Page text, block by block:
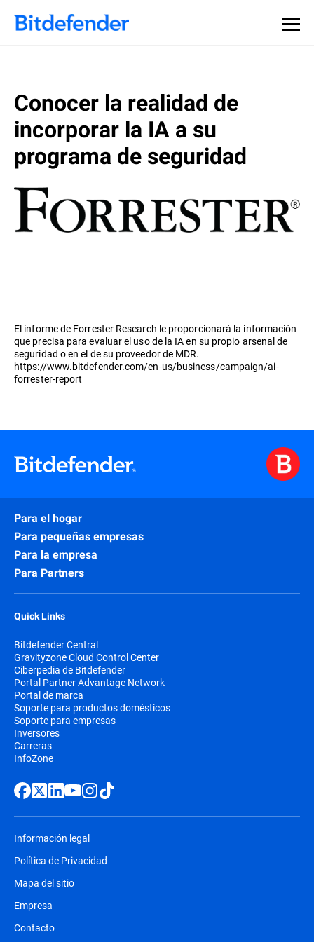
Conocer la realidad de
incorporar la IA a su
programa de seguridad
El informe de Forrester Research le proporcionará la información
que precisa para evaluar el uso de la IA en su propio arsenal de
seguridad o en el de su proveedor de MDR.
https://www.bitdefender.com/en-us/business/campaign/ai-
forrester-report
Para el hogar
Para pequeñas empresas
Para la empresa
Para Partners
Quick Links
Bitdefender Central
Gravityzone Cloud Control Center
Ciberpedia de Bitdefender
Portal Partner Advantage Network
Portal de marca
Soporte para productos domésticos
Soporte para empresas
Inversores
Carreras
InfoZone
Información legal
Política de Privacidad
Mapa del sitio
Empresa
Contacto